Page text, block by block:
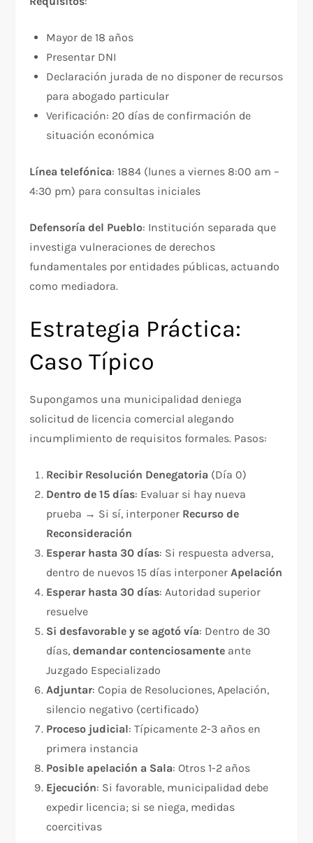
Mayor de 18 años
Presentar DNI
Declaración jurada de no disponer de recursos
para abogado particular
Verificación: 20 días de confirmación de
situación económica
Línea telefónica: 1884 (lunes a viernes 8:00 am –
4:30 pm) para consultas iniciales
Defensoría del Pueblo: Institución separada que
investiga vulneraciones de derechos
fundamentales por entidades públicas, actuando
como mediadora.​
Estrategia Práctica:
Caso Típico
Supongamos una municipalidad deniega
solicitud de licencia comercial alegando
incumplimiento de requisitos formales. Pasos:
Recibir Resolución Denegatoria (Día 0)
Dentro de 15 días: Evaluar si hay nueva
prueba → Si sí, interponer Recurso de
Reconsideración
Esperar hasta 30 días: Si respuesta adversa,
dentro de nuevos 15 días interponerApelación
Esperar hasta 30 días: Autoridad superior
resuelve
Si desfavorable y se agotó vía: Dentro de 30
días,demandar contenciosamente ante
Juzgado Especializado
Adjuntar: Copia de Resoluciones, Apelación,
silencio negativo (certificado)
Proceso judicial: Típicamente 2-3 años en
primera instancia
Posible apelación a Sala: Otros 1-2 años
Ejecución: Si favorable, municipalidad debe
expedir licencia; si se niega, medidas
coercitivas